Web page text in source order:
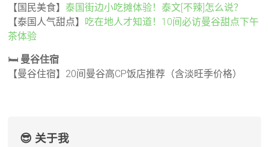
【国民美食】泰国街边小吃摊体验！泰文[不辣]怎么说？
【泰国人气甜点】 吃在地人才知道！10间必访曼谷甜点下午
茶体验
🛏️ 曼谷住宿
【曼谷住宿】20间曼谷高CP饭店推荐（含淡旺季价格）
😎 关于我